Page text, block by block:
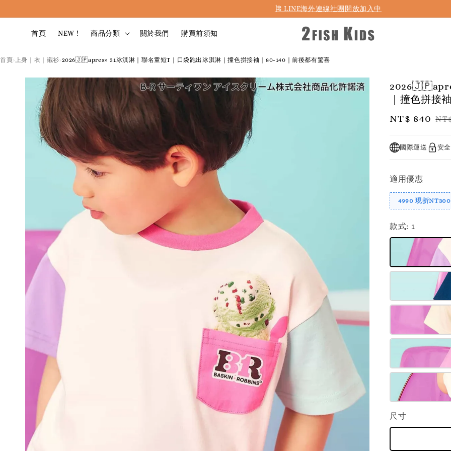
首購折50 ｜ 滿1,500 免運 ｜ 滿2,900 折140 ｜ 3%購物金
首頁 NEW ! 商品分類 關於我們 購買前須知
首頁›上身｜衣｜襯衫›2026🇯🇵apres× 31冰淇淋｜聯名童短T｜口袋跑出冰淇淋｜撞色拼接袖｜80-140｜前後都有驚喜
｜撞色拼接
Sale
NT$ 840
國際運送 安
適用優惠
4990 現折NT300
款式: 1
尺寸